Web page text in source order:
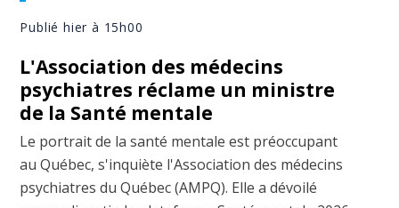
Publié hier à 15h00
L'Association des médecins
psychiatres réclame un ministre
de la Santé mentale
Le portrait de la santé mentale est préoccupant
au Québec, s'inquiète l'Association des médecins
psychiatres du Québec (AMPQ). Elle a dévoilé